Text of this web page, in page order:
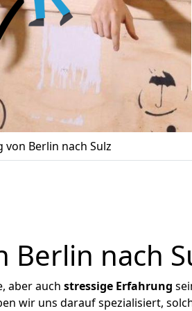
von Berlin nach Sulz
Berlin nach
aber auch stressige Erfahrung
wir uns darauf spezialisiert,